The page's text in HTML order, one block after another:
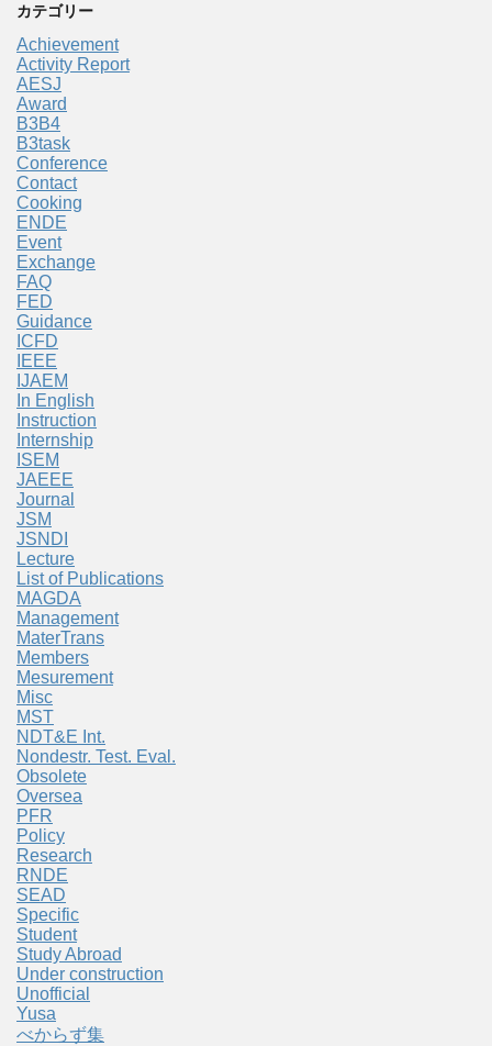
カテゴリー
Achievement
Activity Report
AESJ
Award
B3B4
B3task
Conference
Contact
Cooking
ENDE
Event
Exchange
FAQ
FED
Guidance
ICFD
IEEE
IJAEM
In English
Instruction
Internship
ISEM
JAEEE
Journal
JSM
JSNDI
Lecture
List of Publications
MAGDA
Management
MaterTrans
Members
Mesurement
Misc
MST
NDT&E Int.
Nondestr. Test. Eval.
Obsolete
Oversea
PFR
Policy
Research
RNDE
SEAD
Specific
Student
Study Abroad
Under construction
Unofficial
Yusa
べからず集